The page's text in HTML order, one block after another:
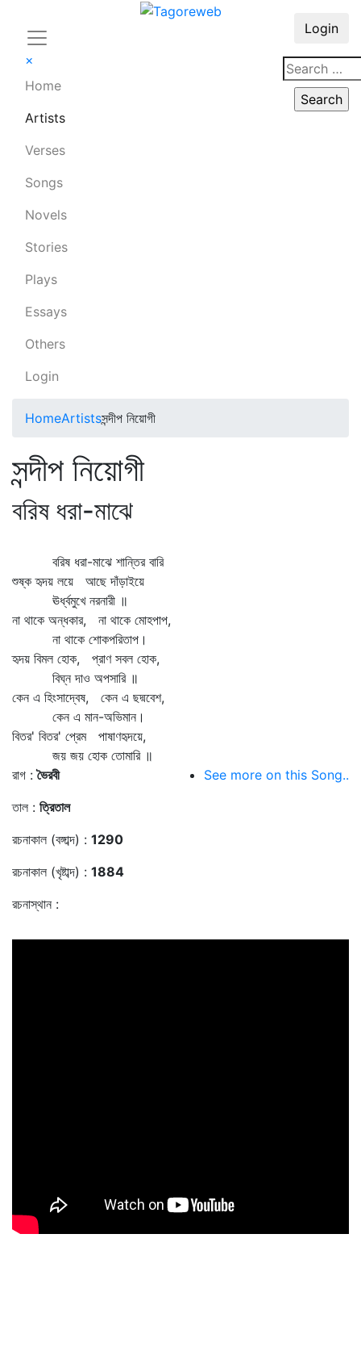
×
Home
Artists
Verses
Songs
Novels
Stories
Plays
Essays
Others
Login
Login
HomeArtistsসন্দীপ নিয়োগী
সন্দীপ নিয়োগী
বরিষ ধরা-মাঝে
বরিষ ধরা-মাঝে শান্তির বারি
শুষ্ক হৃদয় লয়ে আছে দাঁড়াইয়ে
ঊর্ধ্বমুখে নরনারী ॥
না থাকে অন্ধকার, না থাকে মোহপাপ,
না থাকে শোকপরিতাপ।
হৃদয় বিমল হোক, প্রাণ সবল হোক,
বিঘ্ন দাও অপসারি ॥
কেন এ হিংসাদ্বেষ, কেন এ ছদ্মবেশ,
কেন এ মান-অভিমান।
বিতর' বিতর' প্রেম পাষাণহৃদয়ে,
জয় জয় হোক তোমারি ॥
রাগ :ভৈরবী
তাল : ত্রিতাল
রচনাকাল (বঙ্গাব্দ) : 1290
রচনাকাল (খৃষ্টাব্দ) : 1884
রচনাস্থান :
See more on this Song..